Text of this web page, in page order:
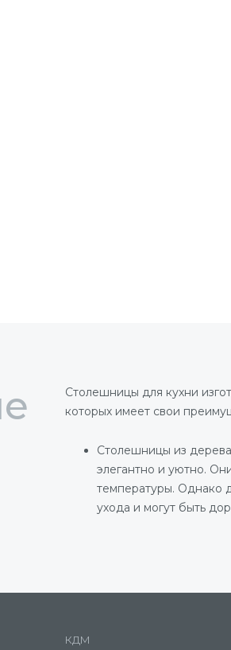
Столешницы для кухни
которых имеет свои
Столешницы из дерева
элегантно и уютно.
температуры. Однако
ухода и могут быть
Стеклянные
КДМ